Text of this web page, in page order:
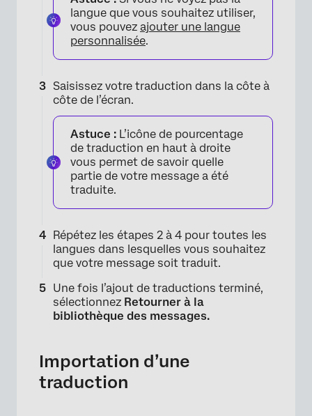
×
langue que vous souhaitez utiliser,
vous pouvez ajouter une langue
personnalisée.
Saisissez votre traduction dans la côte à
côte de l’écran.
Astuce : L’icône de pourcentage
de traduction en haut à droite
vous permet de savoir quelle
partie de votre message a été
traduite.
Répétez les étapes 2 à 4 pour toutes les
langues dans lesquelles vous souhaitez
que votre message soit traduit.
Une fois l’ajout de traductions terminé,
sélectionnez Retourner à la
bibliothèque des messages.
Importation d’une
traduction